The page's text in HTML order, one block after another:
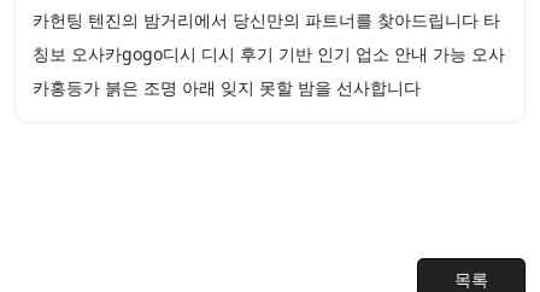
카헌팅 텐진의 밤거리에서 당신만의 파트너를 찾아드립니다 타
칭보 오사카gogo디시 디시 후기 기반 인기 업소 안내 가능 오사
카홍등가 붉은 조명 아래 잊지 못할 밤을 선사합니다
목록